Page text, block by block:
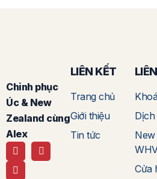
Chinh phục
Úc & New
Zealand cùng
Alex
LIÊN KẾT
Trang chủ
Giới thiệu
Tin tức
Dịch
New
Cửa